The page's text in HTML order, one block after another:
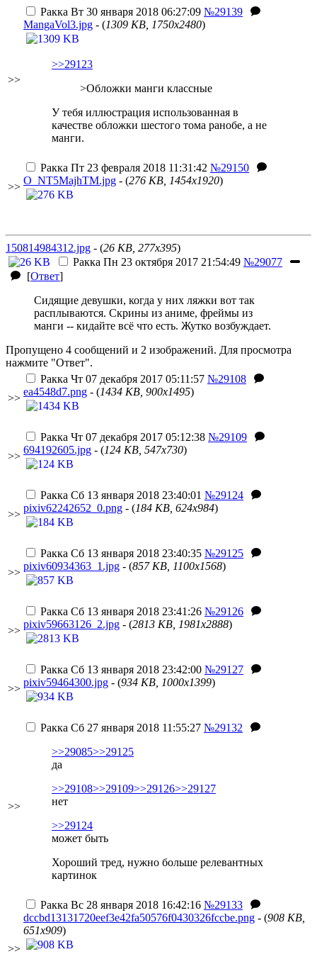
>>
Ракка Вт 30 января 2018 06:27:09 №29139
MangaVol3.jpg - (1309 KB, 1750x2480)
>>29123
>Обложки манги классные
У тебя иллюстрация использованная в
качестве обложки шестого тома ранобе, а не
манги.
>>
Ракка Пт 23 февраля 2018 11:31:42 №29150
O_NT5MajhTM.jpg - (276 KB, 1454x1920)
150814984312.jpg - (26 KB, 277x395)
Ракка Пн 23 октября 2017 21:54:49 №29077
[Ответ]
Сидящие девушки, когда у них ляжки вот так
расплываются. Скрины из аниме, фреймы из
манги -- кидайте всё что есть. Жутко возбуждает.
Пропущено 4 сообщений и 2 изображений. Для просмотра
нажмите "Ответ".
>>
Ракка Чт 07 декабря 2017 05:11:57 №29108
ea4548d7.png - (1434 KB, 900x1495)
>>
Ракка Чт 07 декабря 2017 05:12:38 №29109
694192605.jpg - (124 KB, 547x730)
>>
Ракка Сб 13 января 2018 23:40:01 №29124
pixiv62242652_0.png - (184 KB, 624x984)
>>
Ракка Сб 13 января 2018 23:40:35 №29125
pixiv60934363_1.jpg - (857 KB, 1100x1568)
>>
Ракка Сб 13 января 2018 23:41:26 №29126
pixiv59663126_2.jpg - (2813 KB, 1981x2888)
>>
Ракка Сб 13 января 2018 23:42:00 №29127
pixiv59464300.jpg - (934 KB, 1000x1399)
>>
Ракка Сб 27 января 2018 11:55:27 №29132
>>29085>>29125
да
>>29108>>29109>>29126>>29127
нет
>>29124
может быть
Хороший тред, нужно больше релевантных
картинок
>>
Ракка Вс 28 января 2018 16:42:16 №29133
dccbd13131720eef3e42fa50576f0430326fccbe.png - (908 KB,
651x909)